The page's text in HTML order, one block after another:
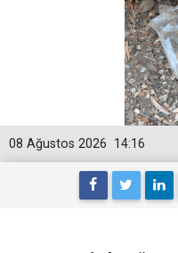
14:16
08 Ağustos 2026